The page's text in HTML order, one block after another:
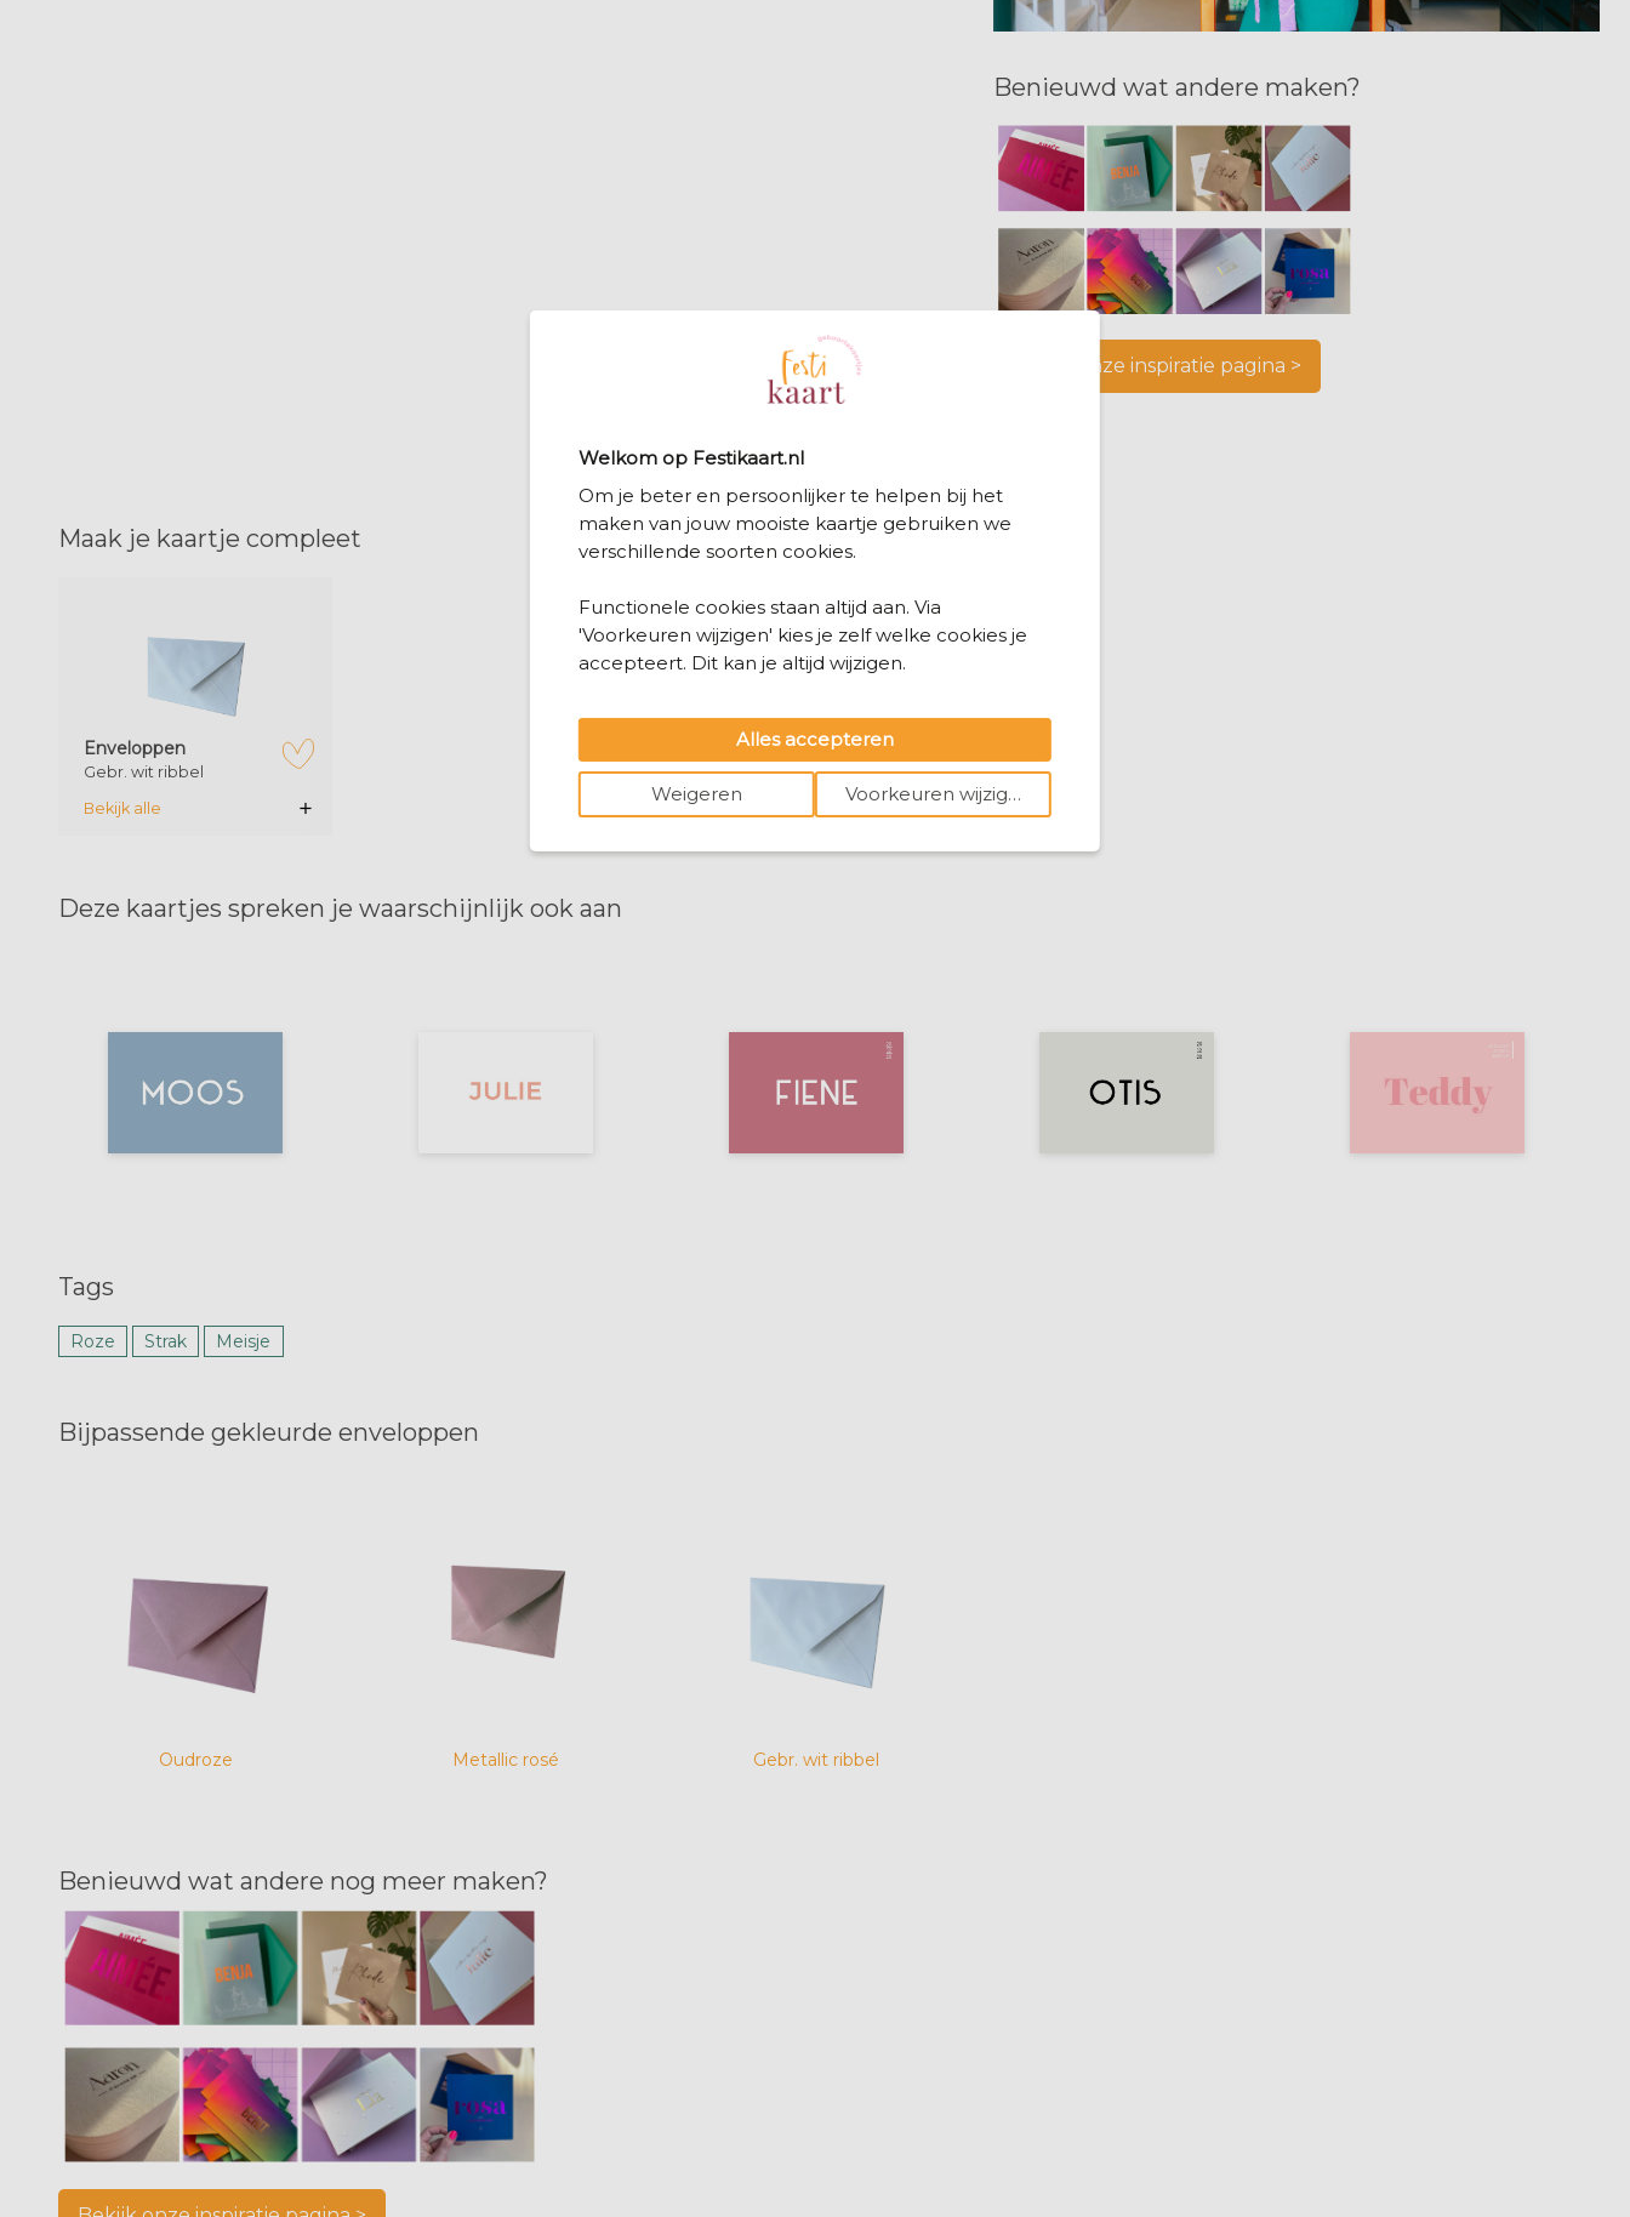
Benieuwd wat andere maken?
Bekijk onze inspiratie pagina >
Tags
Roze Strak Meisje
Maak je kaartje compleet
zet op verlanglijstje
Enveloppen
Gebr. wit ribbel
Bekijk alle
Deze kaartjes spreken je waarschijnlijk ook aan
Bijpassende gekleurde enveloppen
Oudroze Metallic rosé Gebr. wit ribbel
Benieuwd wat andere nog meer maken?
Welkom op Festikaart.nl
Om je beter en persoonlijker te helpen bij het
maken van jouw mooiste kaartje gebruiken we
verschillende soorten cookies.
Functionele cookies staan altijd aan. Via
'Voorkeuren wijzigen' kies je zelf welke cookies je
accepteert. Dit kan je altijd wijzigen.
Alles accepteren
Weigeren Voorkeuren wijzigen